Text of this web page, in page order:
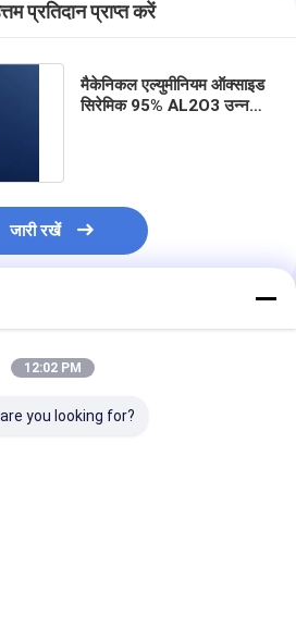
प्रतिदान प्राप्त करें
मैकेनिकल एल्युमीनियम ऑक्साइड
सिरेमिक 95% AL2O3 उन्नत
जारी रखें
12:02 PM
you looking for?